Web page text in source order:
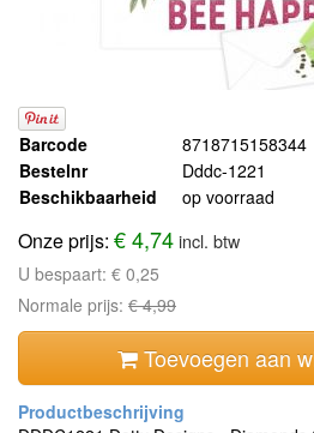
Barcode
8718715158344
Bestelnr
Dddc-1221
Beschikbaarheid
op voorraad
Onze prijs: € 4,74incl. btw
U bespaart: € 0,25
Normale prijs: € 4,99
Toevoegen aan